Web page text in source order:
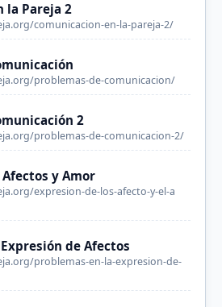
la Pareja 2
comunicacion-en-la-pareja-2/
problemas-de-comunicacion/
2
problemas-de-comunicacion-2/
y Amor
expresion-de-los-afecto-y-el-a
de Afectos
problemas-en-la-expresion-de-